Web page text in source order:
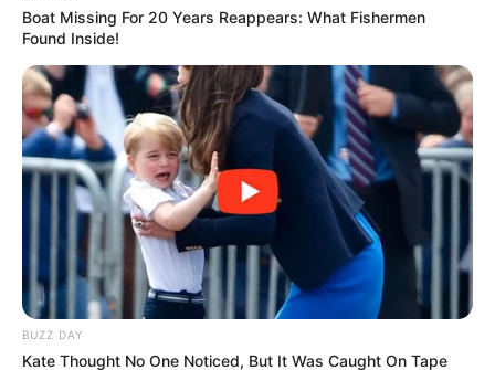
Boat Missing For 20 Years Reappears: What Fishermen
Found Inside!
BUZZ DAY
Kate Thought No One Noticed, But It Was Caught On Tape